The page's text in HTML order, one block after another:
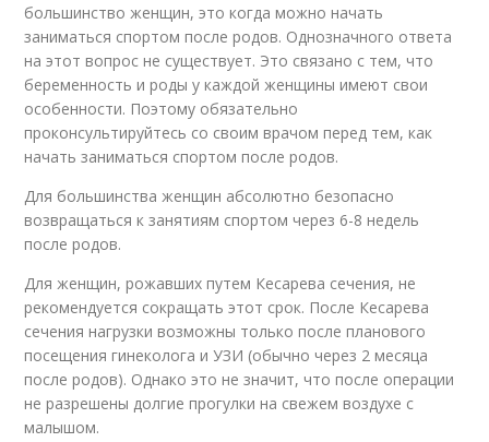
большинство женщин, это когда можно начать
заниматься спортом после родов. Однозначного ответа
на этот вопрос не существует. Это связано с тем, что
беременность и роды у каждой женщины имеют свои
особенности. Поэтому обязательно
проконсультируйтесь со своим врачом перед тем, как
начать заниматься спортом после родов.
Для большинства женщин абсолютно безопасно
возвращаться к занятиям спортом через 6-8 недель
после родов.
Для женщин, рожавших путем Кесарева сечения, не
рекомендуется сокращать этот срок. После Кесарева
сечения нагрузки возможны только после планового
посещения гинеколога и УЗИ (обычно через 2 месяца
после родов). Однако это не значит, что после операции
не разрешены долгие прогулки на свежем воздухе с
малышом.